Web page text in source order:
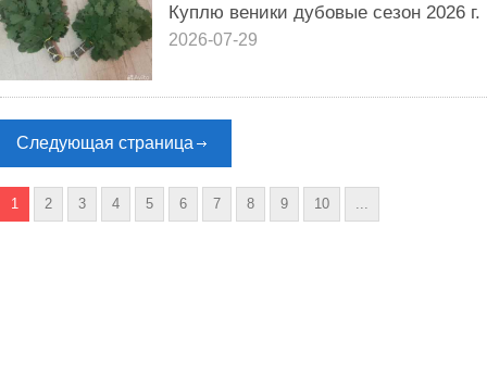
Куплю веники дубовые сезон 2026 г.
2026-07-29
Следующая страница
1 2 3 4 5 6 7 8 9 10 ...